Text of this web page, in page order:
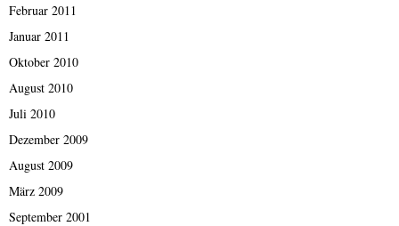
Februar 2011
Januar 2011
Oktober 2010
August 2010
Juli 2010
Dezember 2009
August 2009
März 2009
September 2001